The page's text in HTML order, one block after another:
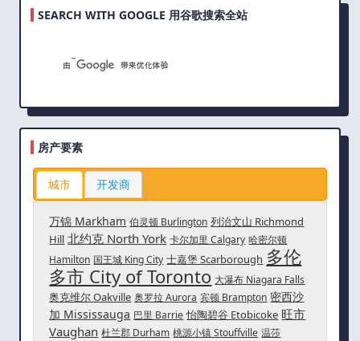
SEARCH WITH GOOGLE 用谷歌搜索全站
房产要素
城市 开发商
万锦 Markham 伯灵顿 Burlington 列治文山 Richmond
Hill 北约克 North York 卡尔加里 Calgary 哈密尔顿
Hamilton 国王城 King City 士嘉堡 Scarborough 多伦
多市 City of Toronto 大瀑布 Niagara Falls
奥克维尔 Oakville 奥罗拉 Aurora 宾顿 Brampton 密西沙
加 Mississauga 巴里 Barrie 怡陶碧谷 Etobicoke 旺市
Vaughan 杜兰郡 Durham 桃源小镇 Stouffville 温莎